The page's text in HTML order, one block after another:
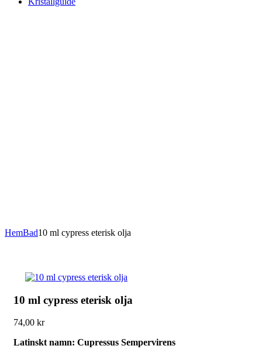
HemBad10 ml cypress eterisk olja
10 ml cypress eterisk olja
74,00 kr
Latinskt namn: Cupressus Sempervirens